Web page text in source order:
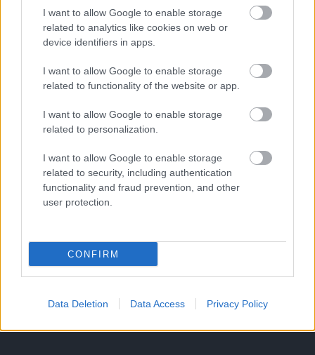
I want to allow Google to enable storage
related to analytics like cookies on web or
device identifiers in apps.
I want to allow Google to enable storage
related to functionality of the website or app.
I want to allow Google to enable storage
related to personalization.
I want to allow Google to enable storage
related to security, including authentication
functionality and fraud prevention, and other
user protection.
CONFIRM
Data Deletion Data Access Privacy Policy
HÍRDETÉS
LEGOLVASOTTABB
Ikonikus nosztalgiahajókkal
barangolhatja be a Balatont
világbajnoki mezőnyt
Továbbra is töretlen népszerűségnek